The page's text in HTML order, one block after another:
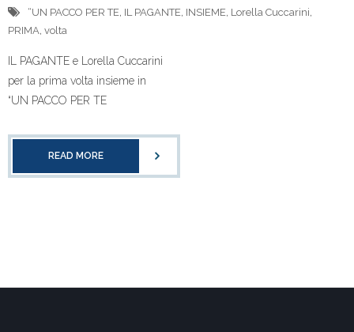
“UN PACCO PER TE, IL PAGANTE, INSIEME, Lorella Cuccarini,
PRIMA, volta
IL PAGANTE e Lorella Cuccarini
per la prima volta insieme in
“UN PACCO PER TE
READ MORE